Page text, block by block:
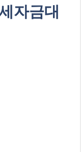
자금대